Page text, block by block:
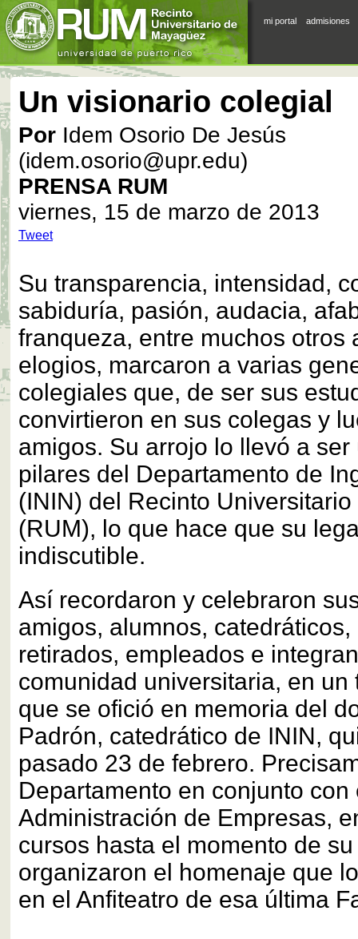
mi portal admisiones
Un visionario colegial
Por Idem Osorio De Jesús
(idem.osorio@upr.edu)
PRENSA RUM
viernes, 15 de marzo de 2013
Tweet
Su transparencia, intensidad,
sabiduría, pasión, audacia,
franqueza, entre muchos otros
elogios, marcaron a varias
colegiales que, de ser sus
convirtieron en sus colegas y
amigos. Su arrojo lo llevó a ser
pilares del Departamento de
(ININ) del Recinto
(RUM), lo que hace que su
indiscutible.
Así recordaron y celebraron
amigos, alumnos,
retirados, empleados e
comunidad universitaria, en un
que se ofició en memoria del
Padrón, catedrático de ININ,
pasado 23 de febrero.
Departamento en conjunto
Administración de Empresas,
cursos hasta el momento de
organizaron el homenaje que
en el Anfiteatro de esa última